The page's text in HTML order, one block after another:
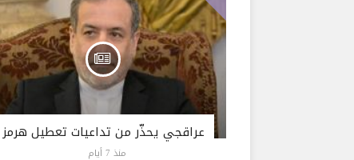
عراقجي يحذّر من تداعيات تعطيل هرمز
منذ 7 أيام